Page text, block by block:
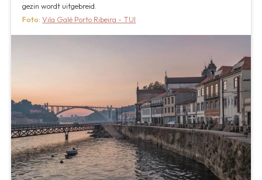
gezin wordt uitgebreid.
Foto:Vila Galé Porto Ribeira - TUI